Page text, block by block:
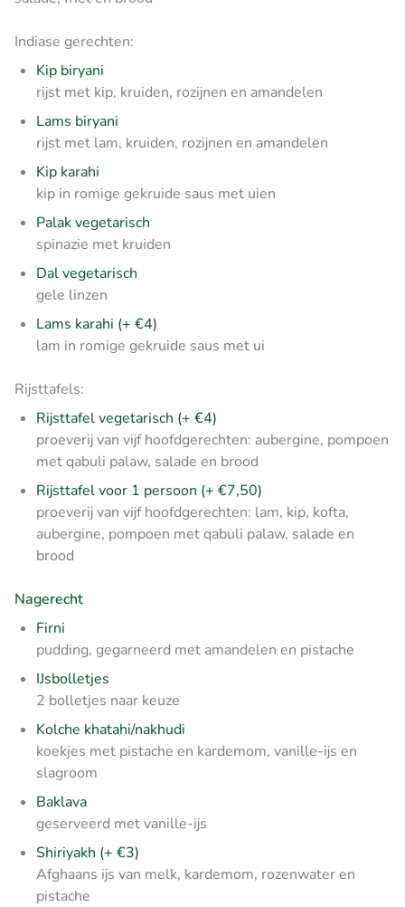
Indiase gerechten:
Kip biryani
rijst met kip, kruiden, rozijnen en amandelen
Lams biryani
rijst met lam, kruiden, rozijnen en amandelen
Kip karahi
kip in romige gekruide saus met uien
Palak vegetarisch
spinazie met kruiden
Dal vegetarisch
gele linzen
Lams karahi (+ €4)
lam in romige gekruide saus met ui
Rijsttafels:
Rijsttafel vegetarisch (+ €4)
proeverij van vijf hoofdgerechten: aubergine, pompoen
met qabuli palaw, salade en brood
Rijsttafel voor 1 persoon (+ €7,50)
proeverij van vijf hoofdgerechten: lam, kip, kofta,
aubergine, pompoen met qabuli palaw, salade en
brood
Nagerecht
Firni
pudding, gegarneerd met amandelen en pistache
IJsbolletjes
2 bolletjes naar keuze
Kolche khatahi/nakhudi
koekjes met pistache en kardemom, vanille-ijs en
slagroom
Baklava
geserveerd met vanille-ijs
Shiriyakh (+ €3)
Afghaans ijs van melk, kardemom, rozenwater en
pistache